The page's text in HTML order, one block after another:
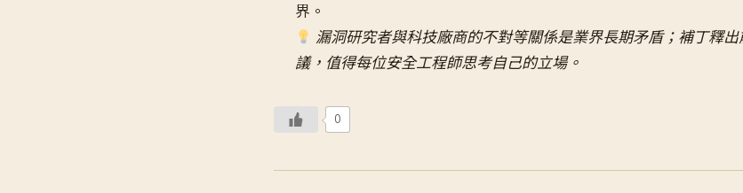
界。
漏洞研究者與科技廠商的不對等關係是業界長期矛盾；補丁釋
議，值得每位安全工程師思考自己的立場。
0